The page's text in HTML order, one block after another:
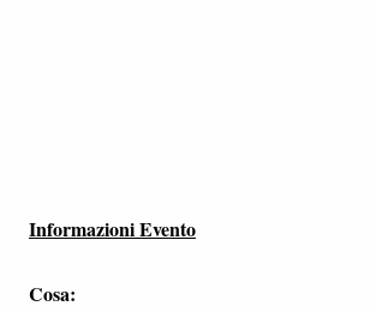
Informazioni Evento
Cosa: